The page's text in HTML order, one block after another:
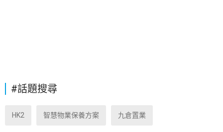
#話題搜尋
HK2 智慧物業保養方案 九倉置業